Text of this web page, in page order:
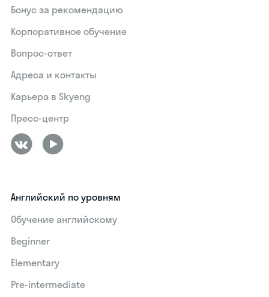
Бонус за рекомендацию
Корпоративное обучение
Вопрос-ответ
Адреса и контакты
Карьера в Skyeng
Пресс-центр
Английский по уровням
Обучение английскому
Beginner
Elementary
Pre-intermediate